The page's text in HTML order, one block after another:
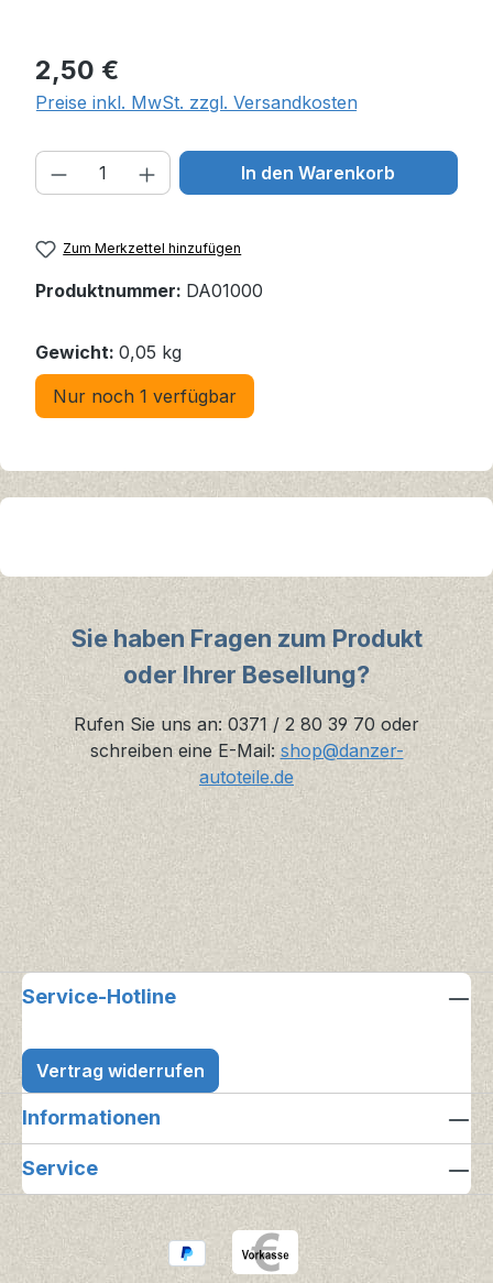
Regulärer Preis:
2,50 €
Preise inkl. MwSt. zzgl. Versandkosten
Produkt Anzahl: Gib den
In den Warenkorb
Zum Merkzettel hinzufügen
Produktnummer: DA01000
Gewicht: 0,05 kg
Nur noch 1 verfügbar
Sie haben Fragen zum Produkt
oder Ihrer Besellung?
Rufen Sie uns an: 0371 / 2 80 39 70 oder
schreiben eine E-Mail: shop@danzer-
autoteile.de
Service-Hotline
Vertrag widerrufen
Informationen
Service